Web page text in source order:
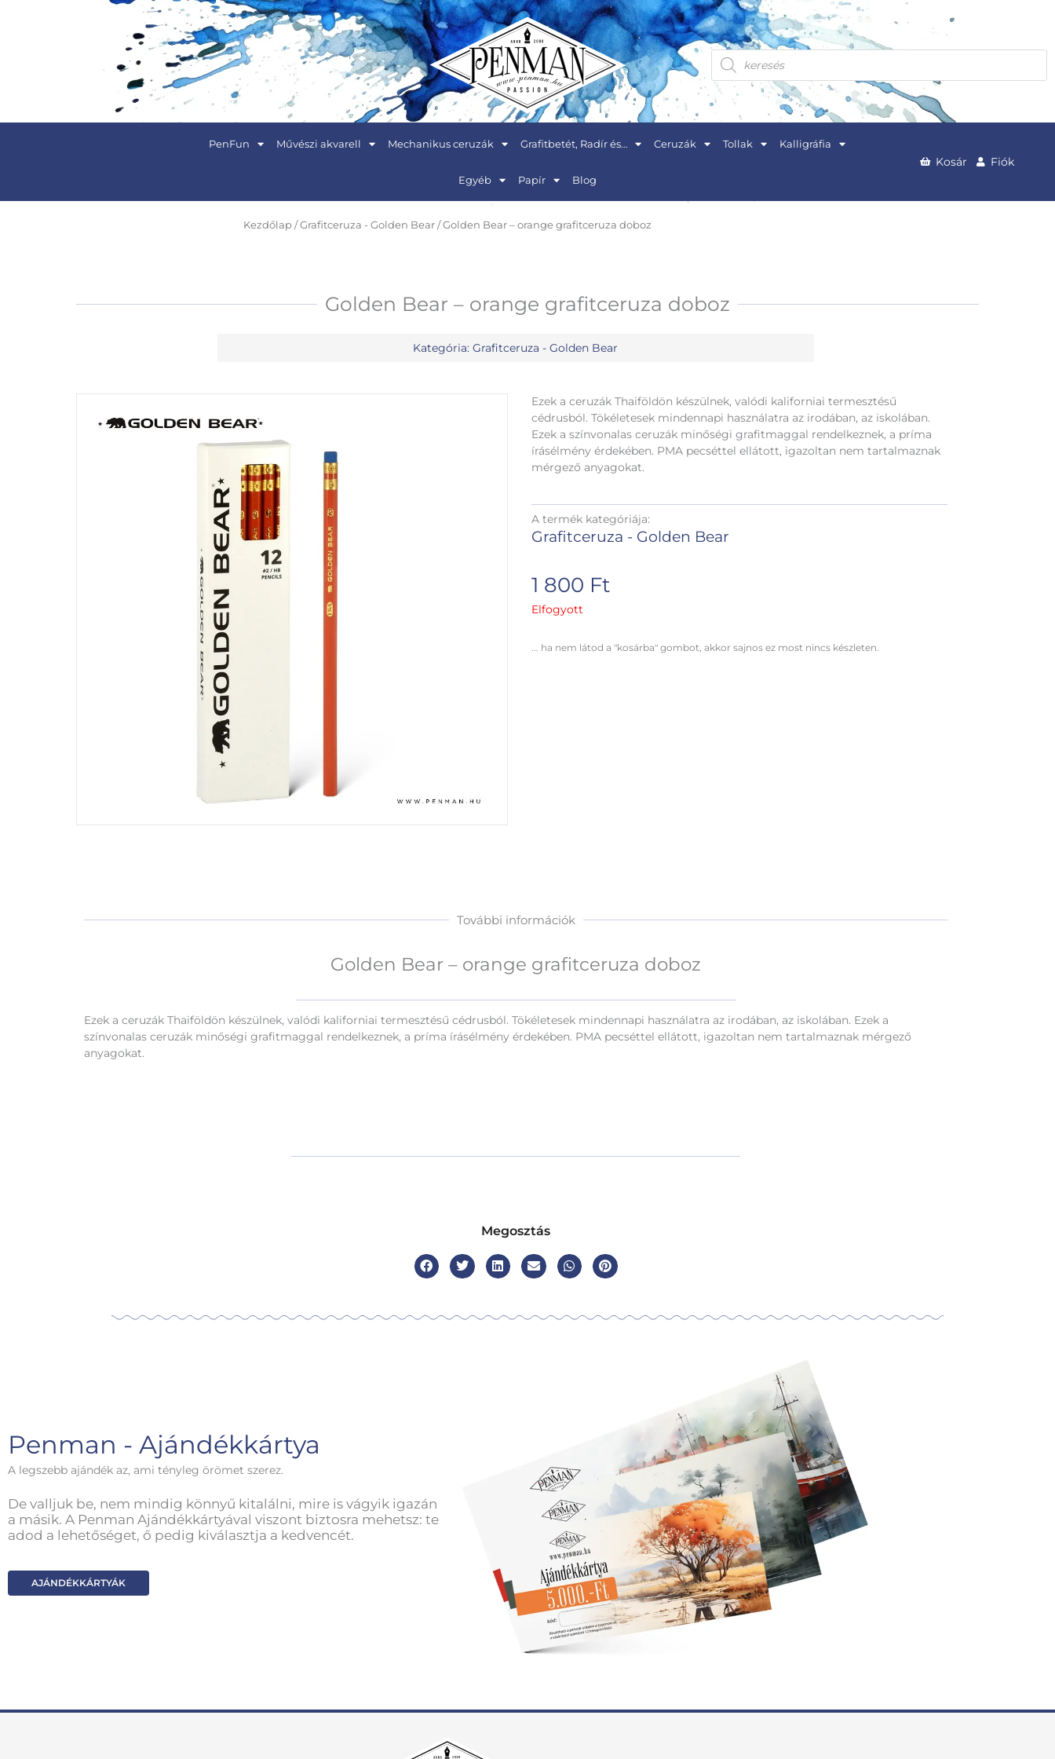
Products
search
PenFun Művészi akvarell Mechanikus ceruzák Grafitbetét, Radír és… Ceruzák Tollak Kalligráfia
Egyéb Papír Blog
Kosár Fiók
Kezdőlap /Grafitceruza - Golden Bear / Golden Bear – orange grafitceruza doboz
Golden Bear – orange grafitceruza doboz
Kategória:Grafitceruza - Golden Bear
Ezek a ceruzák Thaiföldön készülnek, valódi kaliforniai termesztésű
cédrusból. Tökéletesek mindennapi használatra az irodában, az iskolában.
Ezek a színvonalas ceruzák minőségi grafitmaggal rendelkeznek, a príma
írásélmény érdekében. PMA pecséttel ellátott, igazoltan nem tartalmaznak
mérgező anyagokat.
A termék kategóriája:
Grafitceruza - Golden Bear
1 800 Ft
Elfogyott
... ha nem látod a "kosárba" gombot, akkor sajnos ez most nincs készleten.
További információk
Golden Bear – orange grafitceruza doboz
Ezek a ceruzák Thaiföldön készülnek, valódi kaliforniai termesztésű cédrusból. Tökéletesek mindennapi használatra az irodában, az iskolában. Ezek a
színvonalas ceruzák minőségi grafitmaggal rendelkeznek, a príma írásélmény érdekében. PMA pecséttel ellátott, igazoltan nem tartalmaznak mérgező
anyagokat.
Megosztás
Penman - Ajándékkártya
A legszebb ajándék az, ami tényleg örömet szerez.
De valljuk be, nem mindig könnyű kitalálni, mire is vágyik igazán
a másik. A Penman Ajándékkártyával viszont biztosra mehetsz: te
adod a lehetőséget, ő pedig kiválasztja a kedvencét.
AJÁNDÉKKÁRTYÁK